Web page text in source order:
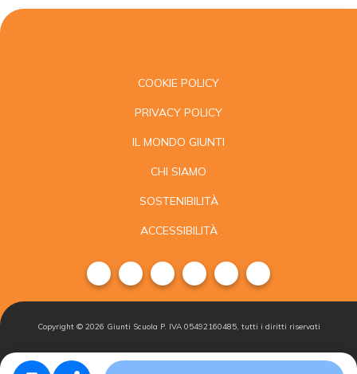
COOKIE POLICY
PRIVACY POLICY
IL MONDO GIUNTI
CHI SIAMO
SOSTENIBILITÀ
ACCESSIBILITÀ
Copyright © 2026 Giunti Scuola P. IVA 05492160485, tutti i diritti riservati
Condizioni di
Gestisci i
Iscriviti alla